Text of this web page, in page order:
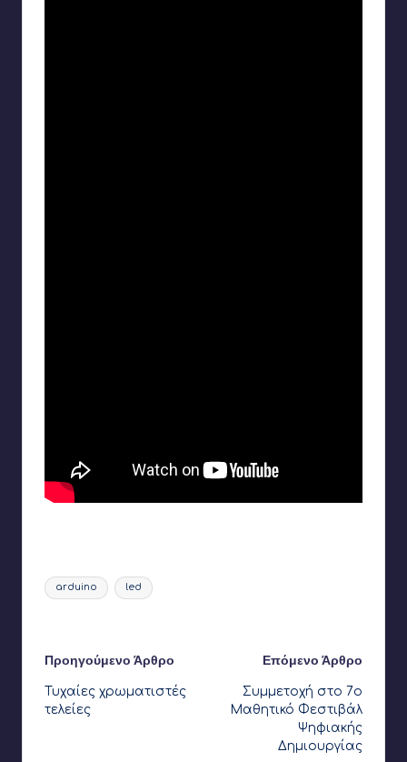
Ετικέτες:
arduino led
Πλοήγηση
δημοσιεύσεων
Προηγούμενο Άρθρο
Τυχαίες χρωματιστές
τελείες
Επόμενο Άρθρο
Συμμετοχή στο 7ο
Μαθητικό Φεστιβάλ
Ψηφιακής
Δημιουργίας